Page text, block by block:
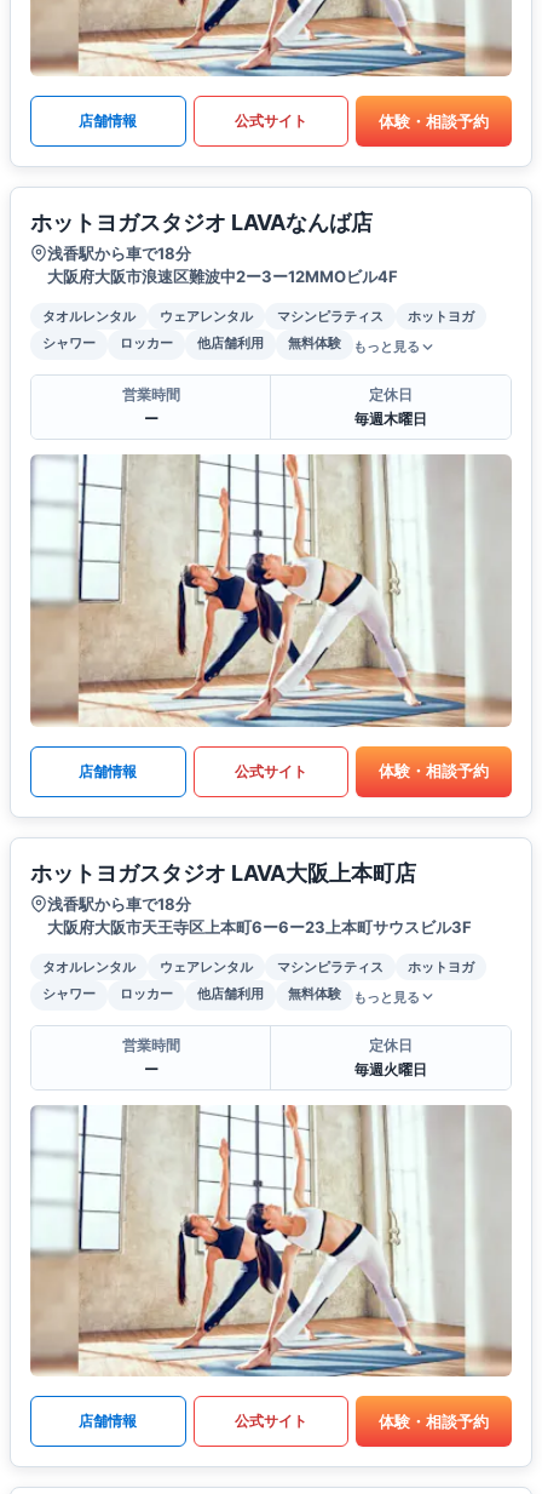
店舗情報 公式サイト 体験・相談予約
ホットヨガスタジオ LAVAなんば店
浅香駅から車で18分
大阪府大阪市浪速区難波中2ー3ー12MMOビル4F
タオルレンタル ウェアレンタル マシンピラティス
ホットヨガ
シャワー
ロッカー 他店舗利用 無料体験 もっと見る
営業時間
ー
定休日
毎週木曜日
店舗情報 公式サイト 体験・相談予約
ホットヨガスタジオ LAVA大阪上本町店
浅香駅から車で18分
大阪府大阪市天王寺区上本町6ー6ー23上本町サウスビル3F
タオルレンタル ウェアレンタル マシンピラティス
ホットヨガ
シャワー
ロッカー 他店舗利用 無料体験 もっと見る
営業時間
ー
定休日
毎週火曜日
店舗情報 公式サイト 体験・相談予約